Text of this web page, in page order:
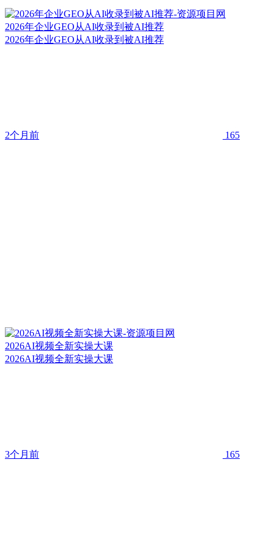
2026年企业GEO从AI收录到被AI推荐
2026年企业GEO从AI收录到被AI推荐
2个月前 165
2026AI视频全新实操大课
2026AI视频全新实操大课
3个月前 165